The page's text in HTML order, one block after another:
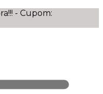
- Cupom: